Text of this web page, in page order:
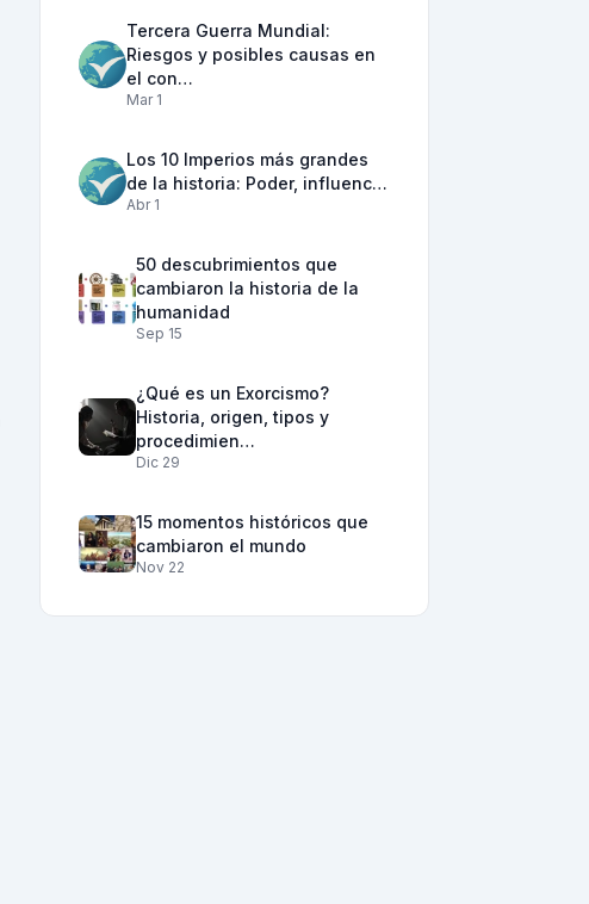
Tercera Guerra Mundial:
Riesgos y posibles causas en
el con…
Mar 1
Los 10 Imperios más grandes
de la historia: Poder, influenc…
Abr 1
50 descubrimientos que
cambiaron la historia de la
humanidad
Sep 15
¿Qué es un Exorcismo?
Historia, origen, tipos y
procedimien…
Dic 29
15 momentos históricos que
cambiaron el mundo
Nov 22